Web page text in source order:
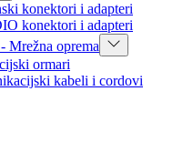
konektori i adapteri
konektori i adapteri
Mrežna oprema
ormari
kabeli i cordovi